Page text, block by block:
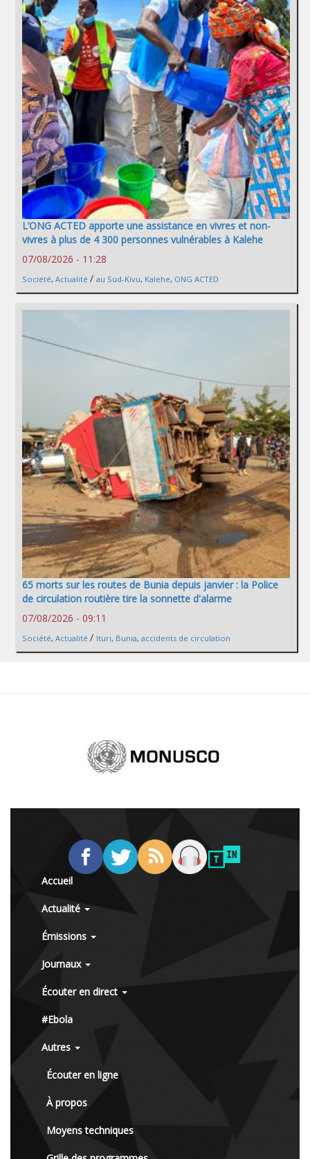
L’ONG ACTED apporte une assistance en vivres et non-
vivres à plus de 4 300 personnes vulnérables à Kalehe
07/08/2026 - 11:28
Société, Actualité / au Sud-Kivu, Kalehe, ONG ACTED
65 morts sur les routes de Bunia depuis janvier : la Police
de circulation routière tire la sonnette d'alarme
07/08/2026 - 09:11
Société, Actualité / Ituri, Bunia, accidents de circulation
Accueil
Actualité
Émissions
Journaux
Écouter en direct
#Ebola
Autres
Écouter en ligne
À propos
Moyens techniques